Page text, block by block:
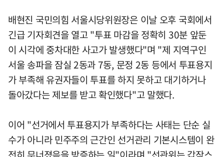
배현진 국민의힘 서울시당위원장은 이날 오후 국회에서
긴급 기자회견을 열고 "투표 마감을 정확히 30분 앞둔
이 시각에 중차대한 사고가 발생했다"며 "제 지역구인
서울 송파을 잠실 2동과 7동, 문정 2동 등에서 투표용지
가 부족해 유권자들이 투표를 하지 못하고 대기하거나
돌아갔다는 제보를 받고 확인했다"고 말했다.
이어 "선거에서 투표용지가 부족하다는 사태는 단순 실
수가 아니라 민주주의 근간인 선거관리 기본시스템이 완